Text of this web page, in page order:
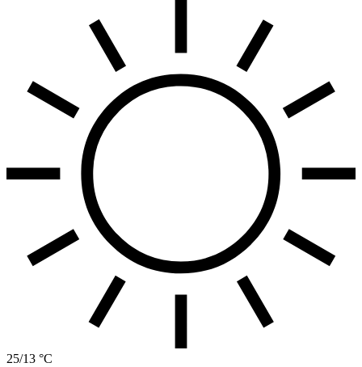
25/13 °C